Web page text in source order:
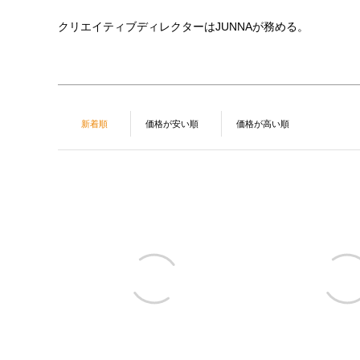
クリエイティブディレクターはJUNNAが務める。
新着順 価格が安い順 価格が高い順